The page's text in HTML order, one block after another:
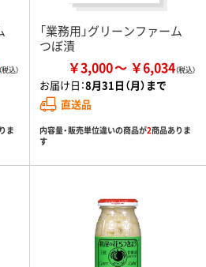
ま
「業務用」グリーンファーム
つぼ漬
￥3,000 ￥6,034
お届け日：8月31日（月）まで
直送品
内容量・販売単位違いの商品が2商品ありま
す